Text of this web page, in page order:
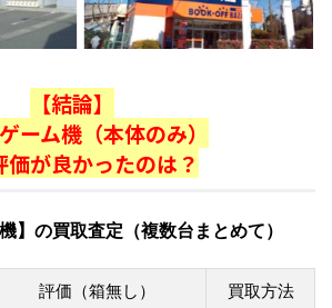
【結論】
ーム機（本体のみ）
価が良かったのは？
】の買取査定（複数台まとめて）
評価（箱無し） 買取方法